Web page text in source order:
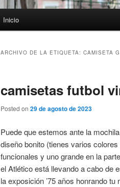
Inicio
ARCHIVO DE LA ETIQUETA: CAMISETA
camisetas futbol
Posted on 29 de agosto de 2023
Puede que estemos ante la
diseño bonito (tienes varios
funcionales y uno grande en la
el Atlético está llevando a cabo de
la exposición ’75 años honrando tu